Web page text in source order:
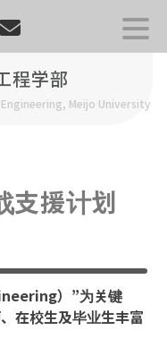
程学部
Meijo University
支援计划
）”为关键
在校生及毕业生丰富